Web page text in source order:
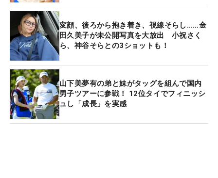
変顔、後ろから抱き着き、視線そらし……金
田久美子が未公開写真を大放出 小祝さく
ら、神谷そらとの3ショットも！
山下美夢有の弟と妹がタッグを組んで国内
男子ツアーに参戦！ 12位タイでフィニッシ
ュし「成長」を実感